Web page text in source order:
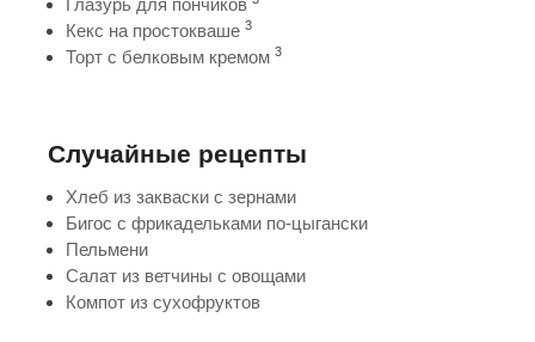
Кекс на простокваше 3
Торт с белковым кремом 3
Случайные рецепты
Хлеб из закваски с зернами
Бигос с фрикадельками по-цыгански
Пельмени
Салат из ветчины с овощами
Компот из сухофруктов